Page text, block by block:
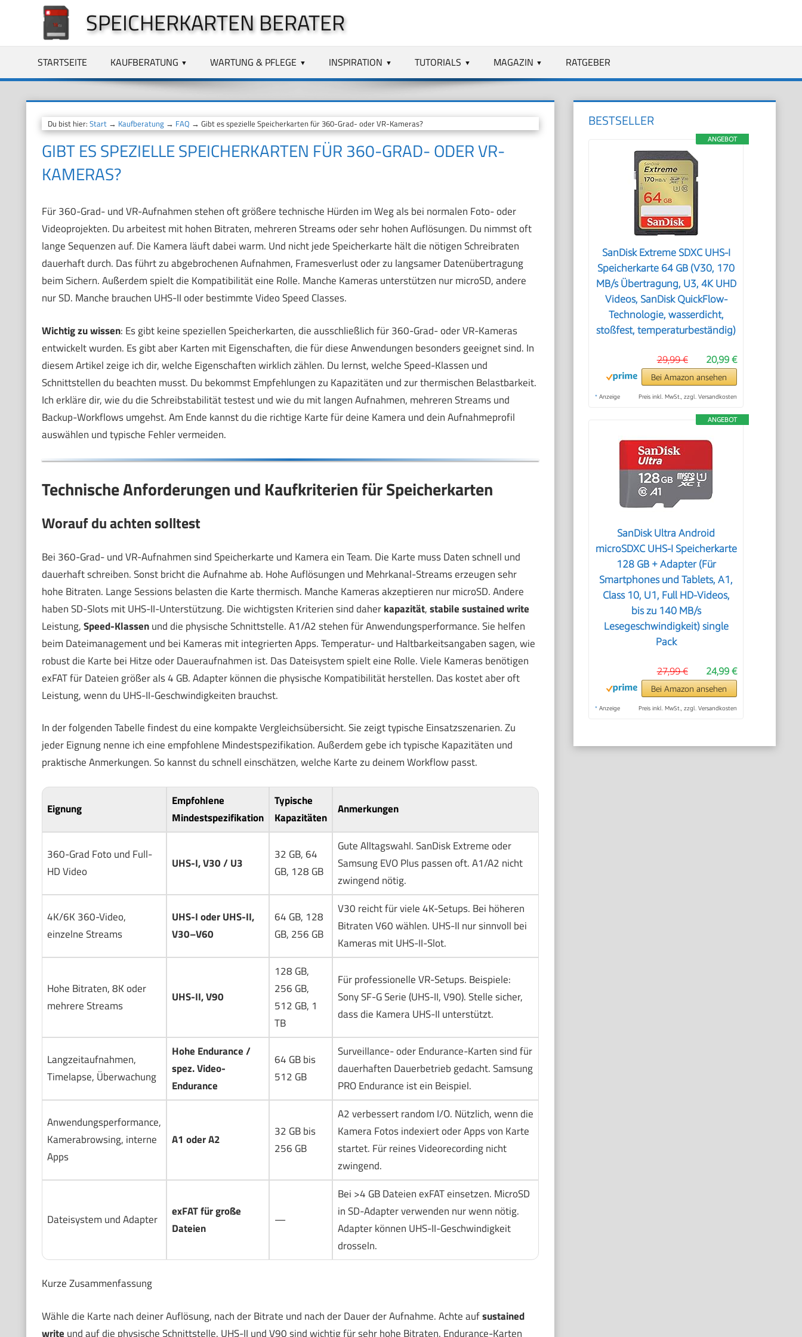
springen
SPEICHERKARTEN BERATER
STARTSEITE KAUFBERATUNG WARTUNG & PFLEGE INSPIRATION TUTORIALS MAGAZIN RATGEBER
Du bist hier: Start→ Kaufberatung→ FAQ → Gibt es spezielle Speicherkarten für 360-Grad- oder VR-Kameras?
GIBT ES SPEZIELLE SPEICHERKARTEN FÜR 360-GRAD- ODER VR-
KAMERAS?
Für 360-Grad- und VR-Aufnahmen stehen oft größere technische Hürden im Weg als bei normalen Foto- oder
Videoprojekten. Du arbeitest mit hohen Bitraten, mehreren Streams oder sehr hohen Auflösungen. Du nimmst oft
lange Sequenzen auf. Die Kamera läuft dabei warm. Und nicht jede Speicherkarte hält die nötigen Schreibraten
dauerhaft durch. Das führt zu abgebrochenen Aufnahmen, Framesverlust oder zu langsamer Datenübertragung
beim Sichern. Außerdem spielt die Kompatibilität eine Rolle. Manche Kameras unterstützen nur microSD, andere
nur SD. Manche brauchen UHS-II oder bestimmte Video Speed Classes.
Wichtig zu wissen: Es gibt keine speziellen Speicherkarten, die ausschließlich für 360-Grad- oder VR-Kameras
entwickelt wurden. Es gibt aber Karten mit Eigenschaften, die für diese Anwendungen besonders geeignet sind. In
diesem Artikel zeige ich dir, welche Eigenschaften wirklich zählen. Du lernst, welche Speed-Klassen und
Schnittstellen du beachten musst. Du bekommst Empfehlungen zu Kapazitäten und zur thermischen Belastbarkeit.
Ich erkläre dir, wie du die Schreibstabilität testest und wie du mit langen Aufnahmen, mehreren Streams und
Backup-Workflows umgehst. Am Ende kannst du die richtige Karte für deine Kamera und dein Aufnahmeprofil
auswählen und typische Fehler vermeiden.
Technische Anforderungen und Kaufkriterien für Speicherkarten
Worauf du achten solltest
Bei 360-Grad- und VR-Aufnahmen sind Speicherkarte und Kamera ein Team. Die Karte muss Daten schnell und
dauerhaft schreiben. Sonst bricht die Aufnahme ab. Hohe Auflösungen und Mehrkanal-Streams erzeugen sehr
hohe Bitraten. Lange Sessions belasten die Karte thermisch. Manche Kameras akzeptieren nur microSD. Andere
haben SD-Slots mit UHS-II-Unterstützung. Die wichtigsten Kriterien sind daherkapazität,stabile sustained write
Leistung,Speed-Klassenund die physische Schnittstelle. A1/A2 stehen für Anwendungsperformance. Sie helfen
beim Dateimanagement und bei Kameras mit integrierten Apps. Temperatur- und Haltbarkeitsangaben sagen, wie
robust die Karte bei Hitze oder Daueraufnahmen ist. Das Dateisystem spielt eine Rolle. Viele Kameras benötigen
exFAT für Dateien größer als 4 GB. Adapter können die physische Kompatibilität herstellen. Das kostet aber oft
Leistung, wenn du UHS-II-Geschwindigkeiten brauchst.
In der folgenden Tabelle findest du eine kompakte Vergleichsübersicht. Sie zeigt typische Einsatzszenarien. Zu
jeder Eignung nenne ich eine empfohlene Mindestspezifikation. Außerdem gebe ich typische Kapazitäten und
praktische Anmerkungen. So kannst du schnell einschätzen, welche Karte zu deinem Workflow passt.
Eignung
Empfohlene
Mindestspezifikation
Typische
Kapazitäten
Anmerkungen
360-Grad Foto und Full-
HD Video
UHS-I, V30 / U3
32 GB, 64
GB, 128 GB
Gute Alltagswahl. SanDisk Extreme oder
Samsung EVO Plus passen oft. A1/A2 nicht
zwingend nötig.
4K/6K 360-Video,
einzelne Streams
UHS-I oder UHS-II,
V30–V60
64 GB, 128
GB, 256 GB
V30 reicht für viele 4K-Setups. Bei höheren
Bitraten V60 wählen. UHS-II nur sinnvoll bei
Kameras mit UHS-II-Slot.
Hohe Bitraten, 8K oder
mehrere Streams
UHS-II, V90
128 GB,
256 GB,
512 GB, 1
TB
Für professionelle VR-Setups. Beispiele:
Sony SF-G Serie (UHS-II, V90). Stelle sicher,
dass die Kamera UHS-II unterstützt.
Langzeitaufnahmen,
Timelapse, Überwachung
Hohe Endurance /
spez. Video-
Endurance
64 GB bis
512 GB
Surveillance- oder Endurance-Karten sind für
dauerhaften Dauerbetrieb gedacht. Samsung
PRO Endurance ist ein Beispiel.
Anwendungsperformance,
Kamerabrowsing, interne
Apps
A1 oder A2
32 GB bis
256 GB
A2 verbessert random I/O. Nützlich, wenn die
Kamera Fotos indexiert oder Apps von Karte
startet. Für reines Videorecording nicht
zwingend.
Dateisystem und Adapter
exFAT für große
Dateien
—
Bei >4 GB Dateien exFAT einsetzen. MicroSD
in SD-Adapter verwenden nur wenn nötig.
Adapter können UHS-II-Geschwindigkeit
drosseln.
Kurze Zusammenfassung
Wähle die Karte nach deiner Auflösung, nach der Bitrate und nach der Dauer der Aufnahme. Achte aufsustained
write und auf die physische Schnittstelle. UHS-II und V90 sind wichtig für sehr hohe Bitraten. Endurance-Karten
BESTSELLER
ANGEBOT
SanDisk Extreme SDXC UHS-I
Speicherkarte 64 GB (V30, 170
MB/s Übertragung, U3, 4K UHD
Videos, SanDisk QuickFlow-
Technologie, wasserdicht,
stoßfest, temperaturbeständig)
20,99 €
29,99 €
Bei Amazon ansehen
* Anzeige Preis inkl. MwSt., zzgl. Versandkosten
ANGEBOT
SanDisk Ultra Android
microSDXC UHS-I Speicherkarte
128 GB + Adapter (Für
Smartphones und Tablets, A1,
Class 10, U1, Full HD-Videos,
bis zu 140 MB/s
Lesegeschwindigkeit) single
Pack
24,99 €
27,99 €
Bei Amazon ansehen
* Anzeige Preis inkl. MwSt., zzgl. Versandkosten